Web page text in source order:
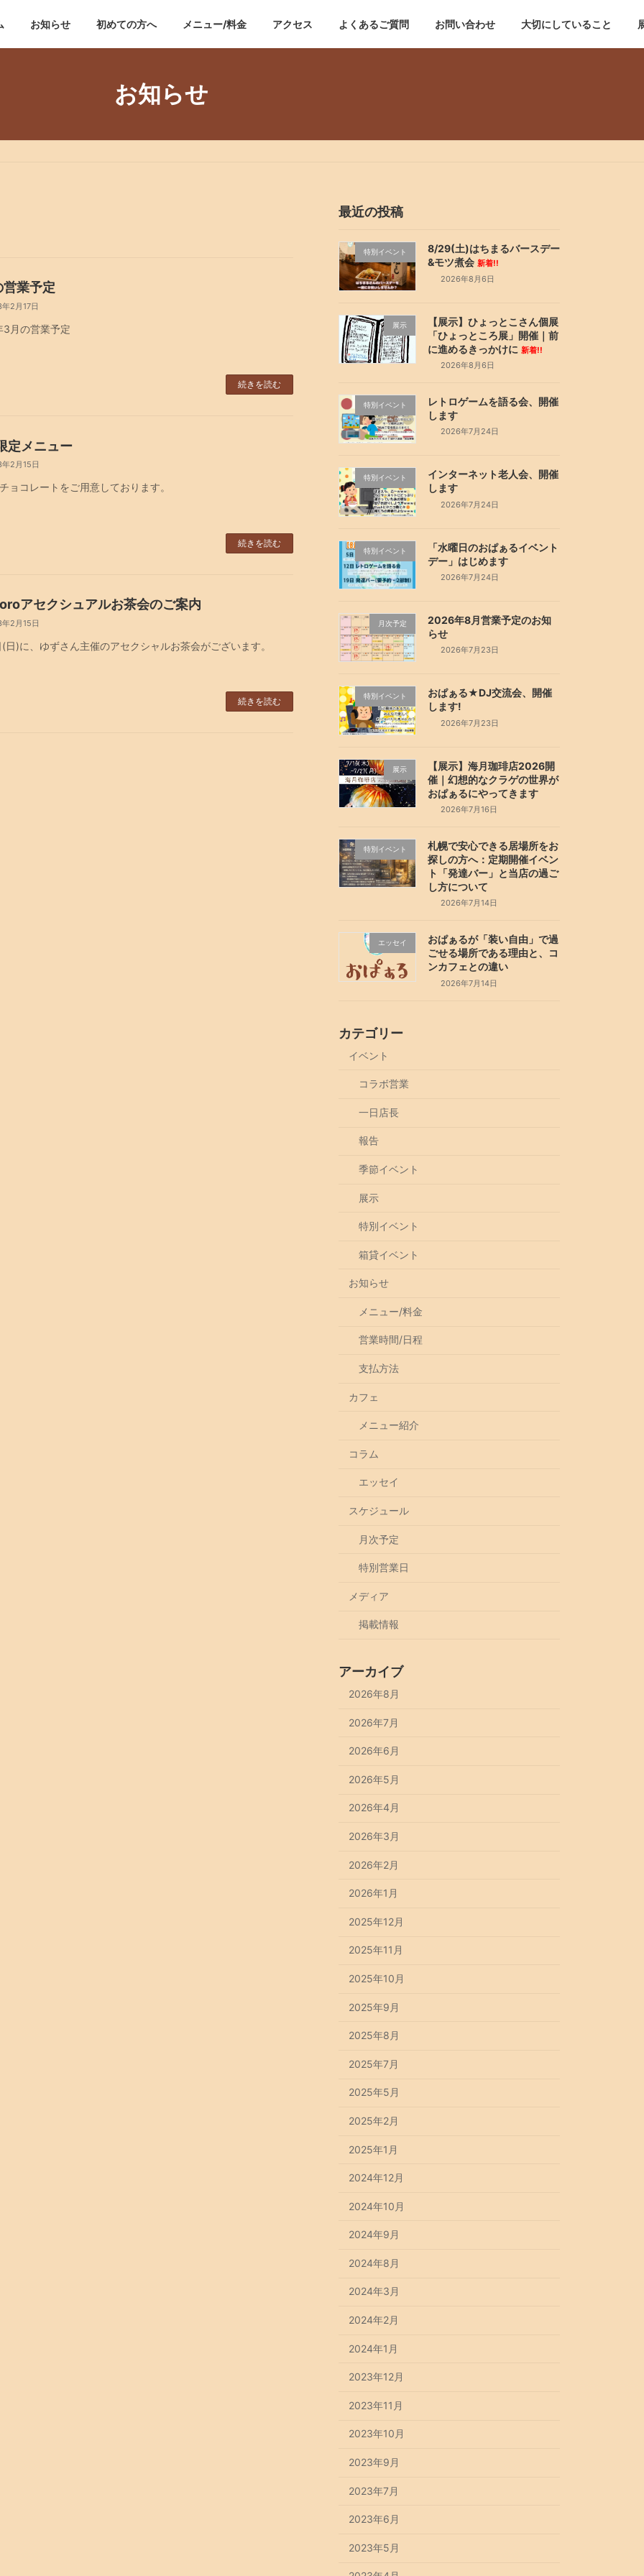
お知らせ 初めての方へ メニュー/料金 アクセス よくあるご質問 お問い合わせ 大切にしていること
お知らせ
業予定
2月17日
月の営業予定
続きを読む
定メニュー
2月15日
ョコレートをご用意しております。
続きを読む
アセクシュアルお茶会のご案内
2月15日
日)に、ゆずさん主催のアセクシャルお茶会がございます。
続きを読む
最近の投稿
特別イベント
8/29(土)はちまるバースデー
&モツ煮会 新着!!
2026年8月6日
展示
【展示】ひょっとこさん個展
「ひょっところ展」開催｜前
に進めるきっかけに 新着!!
2026年8月6日
特別イベント
レトロゲームを語る会、開催
します
2026年7月24日
特別イベント
インターネット老人会、開催
します
2026年7月24日
特別イベント
「水曜日のおぱぁるイベント
デー」はじめます
2026年7月24日
月次予定
2026年8月営業予定のお知
らせ
2026年7月23日
特別イベント
おぱぁる★DJ交流会、開催
します!
2026年7月23日
展示
【展示】海月珈琲店2026開
催｜幻想的なクラゲの世界が
おぱぁるにやってきます
2026年7月16日
特別イベント
札幌で安心できる居場所をお
探しの方へ：定期開催イベン
ト「発達バー」と当店の過ご
し方について
2026年7月14日
エッセイ
おぱぁるが「装い自由」で過
ごせる場所である理由と、コ
ンカフェとの違い
2026年7月14日
カテゴリー
イベント
コラボ営業
一日店長
報告
季節イベント
展示
特別イベント
箱貸イベント
お知らせ
メニュー/料金
営業時間/日程
支払方法
カフェ
メニュー紹介
コラム
エッセイ
スケジュール
月次予定
特別営業日
メディア
掲載情報
アーカイブ
2026年8月
2026年7月
2026年6月
2026年5月
2026年4月
2026年3月
2026年2月
2026年1月
2025年12月
2025年11月
2025年10月
2025年9月
2025年8月
2025年7月
2025年5月
2025年2月
2025年1月
2024年12月
2024年10月
2024年9月
2024年8月
2024年3月
2024年2月
2024年1月
2023年12月
2023年11月
2023年10月
2023年9月
2023年7月
2023年6月
2023年5月